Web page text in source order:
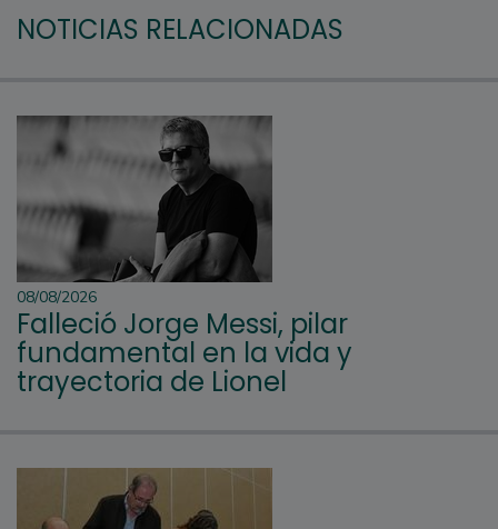
NOTICIAS RELACIONADAS
08/08/2026
Falleció Jorge Messi, pilar
fundamental en la vida y
trayectoria de Lionel